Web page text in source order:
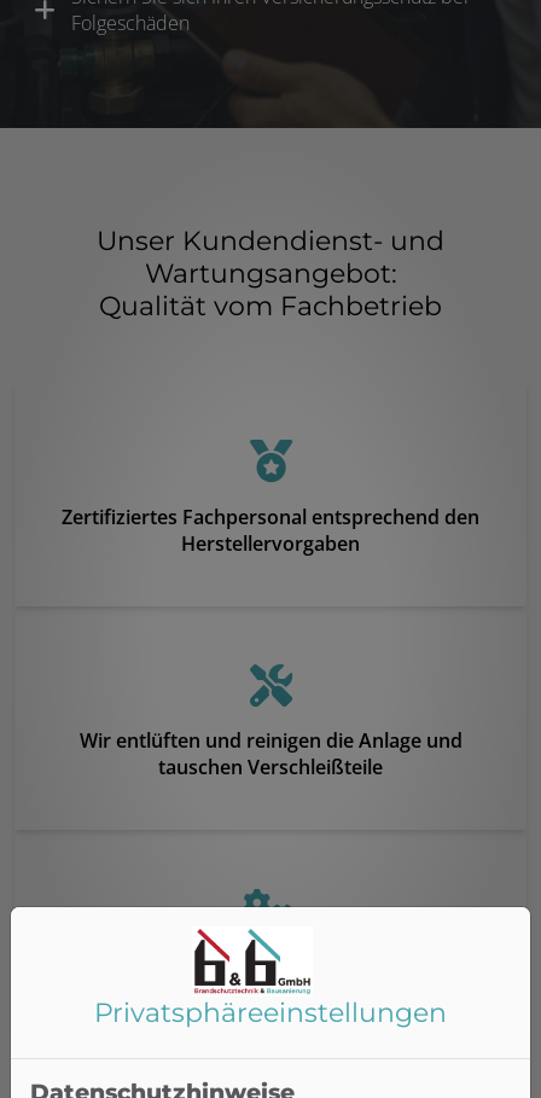
Folgeschäden
Unser Kundendienst- und
Wartungsangebot:
Qualität vom Fachbetrieb
Zertifiziertes Fachpersonal entsprechend den
Herstellervorgaben
Wir entlüften und reinigen die Anlage und
tauschen Verschleißteile
Wir regeln und stellen den Heizkessel richtig ein
Privatsphäre­einstellungen
Datenschutzhinweise